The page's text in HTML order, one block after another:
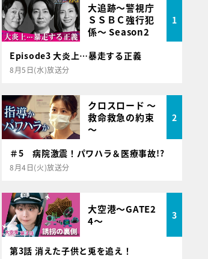
大追跡～警視庁
ＳＳＢＣ強行犯
係～ Season2
1
Episode3 大炎上…暴走する正義
8月5日(水)放送分
クロスロード ～
救命救急の約束
～
2
＃5 病院激震！パワハラ＆医療事故!?
8月4日(火)放送分
大空港～GATE2
4～
3
第3話 消えた子供と兎を追え！